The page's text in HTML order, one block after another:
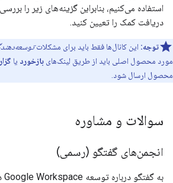
استفاده می‌کنیم، بنابراین گزینه‌های زیر را
دریافت کمک را تعیین کنید.
توجه: این کانال‌ها فقط باید برای مشکلات
مورد محصول اصلی باید از طریق لینک‌های بازخورد یا
محصول ارسال شود.
سوالات و مشاوره
انجمن‌های گفتگو (رسمی)
به گفتگو درباره توسعه Google Workspace در انجمن